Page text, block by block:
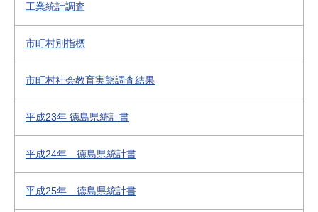
工業統計調査
市町村別指標
市町村社会教育実態調査結果
平成23年 徳島県統計書
平成24年 徳島県統計書
平成25年 徳島県統計書